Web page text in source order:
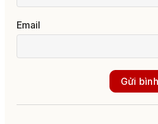
Email
Gửi